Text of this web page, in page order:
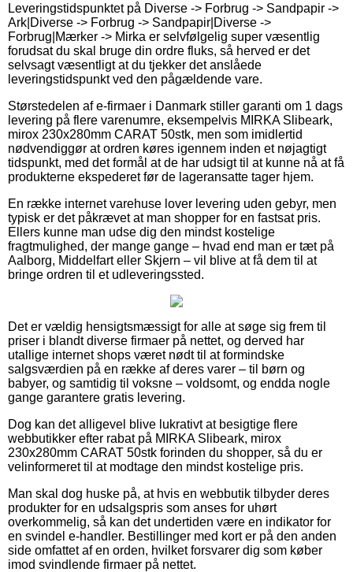
Leveringstidspunktet på Diverse -> Forbrug -> Sandpapir ->
Ark|Diverse -> Forbrug -> Sandpapir|Diverse ->
Forbrug|Mærker -> Mirka er selvfølgelig super væsentlig
forudsat du skal bruge din ordre fluks, så herved er det
selvsagt væsentligt at du tjekker det anslåede
leveringstidspunkt ved den pågældende vare.
Størstedelen af e-firmaer i Danmark stiller garanti om 1 dags
levering på flere varenumre, eksempelvis MIRKA Slibeark,
mirox 230x280mm CARAT 50stk, men som imidlertid
nødvendiggør at ordren køres igennem inden et nøjagtigt
tidspunkt, med det formål at de har udsigt til at kunne nå at få
produkterne ekspederet før de lageransatte tager hjem.
En række internet varehuse lover levering uden gebyr, men
typisk er det påkrævet at man shopper for en fastsat pris.
Ellers kunne man udse dig den mindst kostelige
fragtmulighed, der mange gange – hvad end man er tæt på
Aalborg, Middelfart eller Skjern – vil blive at få dem til at
bringe ordren til et udleveringssted.
Det er vældig hensigtsmæssigt for alle at søge sig frem til
priser i blandt diverse firmaer på nettet, og derved har
utallige internet shops været nødt til at formindske
salgsværdien på en række af deres varer – til børn og
babyer, og samtidig til voksne – voldsomt, og endda nogle
gange garantere gratis levering.
Dog kan det alligevel blive lukrativt at besigtige flere
webbutikker efter rabat på MIRKA Slibeark, mirox
230x280mm CARAT 50stk forinden du shopper, så du er
velinformeret til at modtage den mindst kostelige pris.
Man skal dog huske på, at hvis en webbutik tilbyder deres
produkter for en udsalgspris som anses for uhørt
overkommelig, så kan det undertiden være en indikator for
en svindel e-handler. Bestillinger med kort er på den anden
side omfattet af en orden, hvilket forsvarer dig som køber
imod svindlende firmaer på nettet.